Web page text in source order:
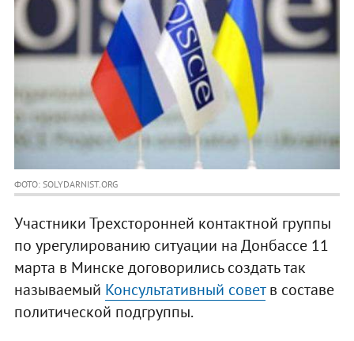
ФОТО: SOLYDARNIST.ORG
Участники Трехсторонней контактной группы
по урегулированию ситуации на Донбассе 11
марта в Минске договорились создать так
называемый Консультативный советв составе
политической подгруппы.